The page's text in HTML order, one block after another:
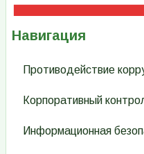
Навигация
Противодействие
Корпоративный
Информационная